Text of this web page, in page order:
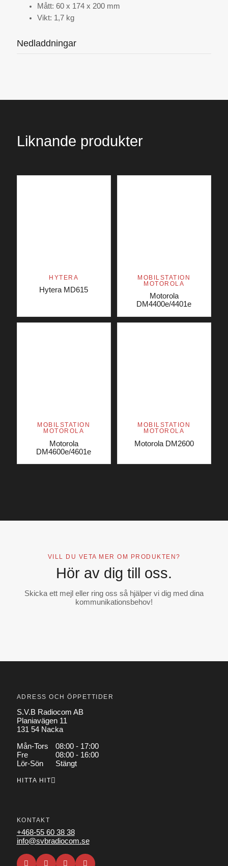
Mått: 60 x 174 x 200 mm
Vikt: 1,7 kg
Nedladdningar
Liknande produkter
HYTERA
Hytera MD615
MOBILSTATION
MOTOROLA
Motorola
DM4400e/4401e
MOBILSTATION
MOTOROLA
Motorola
DM4600e/4601e
MOBILSTATION
MOTOROLA
Motorola DM2600
VILL DU VETA MER OM PRODUKTEN?
Hör av dig till oss.
Skicka ett mejl eller ring oss så hjälper vi dig med dina
kommunikationsbehov!
ADRESS OCH ÖPPETTIDER
S.V.B Radiocom AB
Planiavägen 11
131 54 Nacka
Mån-Tors
08:00 - 17:00
Fre
08:00 - 16:00
Lör-Sön
Stängt
HITTA HIT
KONTAKT
+468-55 60 38 38
info@svbradiocom.se